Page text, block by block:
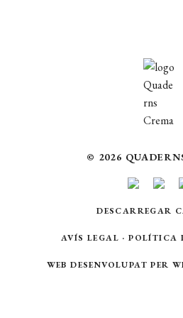
© 2026
DESCARREGAR
AVÍS LEGAL ·POLÍTICA
WEB DESENVOLUPAT PER